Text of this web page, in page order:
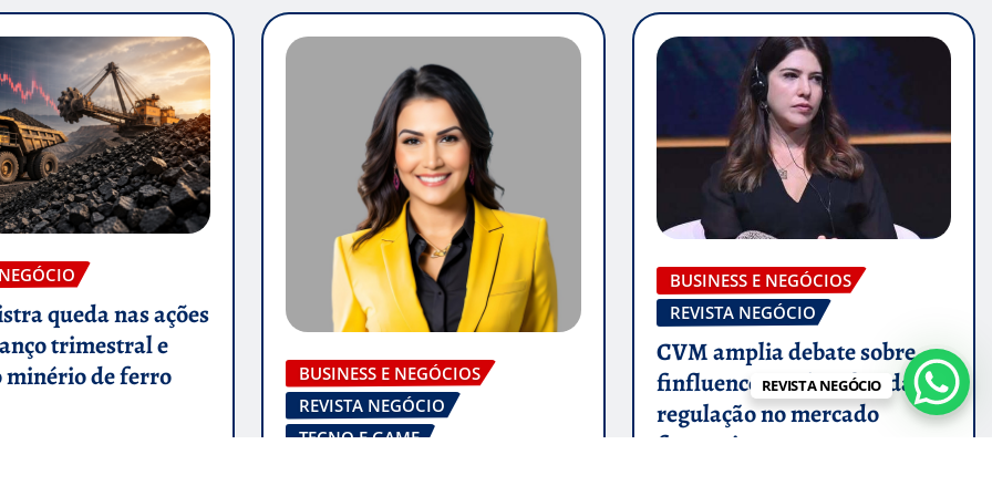
queda nas ações
trimestral e
minério de ferro
BUSINESS E NEGÓCIOS
REVISTA NEGÓCIO
TECNO E GAME
BUSINESS E NEGÓCIOS
REVISTA NEGÓCIO
CVM amplia debate sobre
finfluencers e desafios da
regulação no mercado
financeiro
REVISTA NEGÓCIO